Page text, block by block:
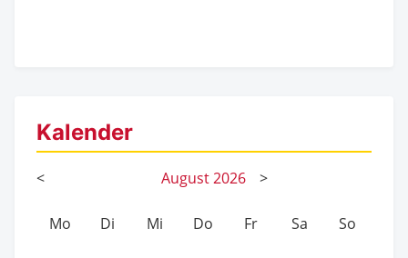
Kalender
< August2026 >
Mo Di Mi Do Fr Sa So